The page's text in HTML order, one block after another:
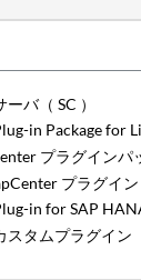
バ（ SC ）
in Package for
プラグインパ
プラグイン
in for SAP
スタムプラグイン